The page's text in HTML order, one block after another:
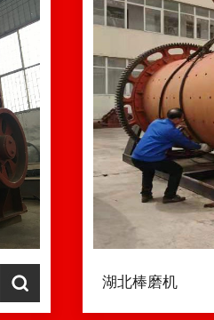
湖北棒磨机